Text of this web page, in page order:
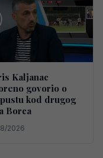
Kaljanac
govorio o
kod drugog
Borca
2026